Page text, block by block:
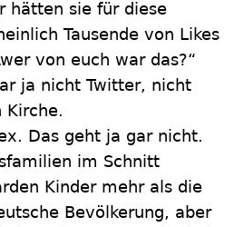
hätten sie für diese
Tausende von Likes
von euch war das?“
ja nicht Twitter, nicht
Kirche.
Das geht ja gar nicht.
im Schnitt
Kinder mehr als die
Bevölkerung, aber